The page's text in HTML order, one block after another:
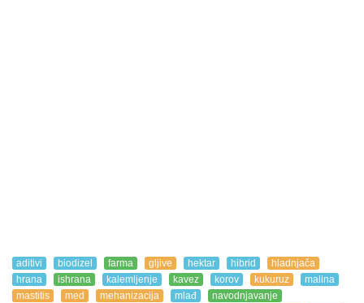
aditivi biodizel farma gljive hektar hibrid
hladnjača
hrana
ishrana kalemljenje kavez korov kukuruz
malina
mastitis
med mehanizacija mlađ
navodnjavanje